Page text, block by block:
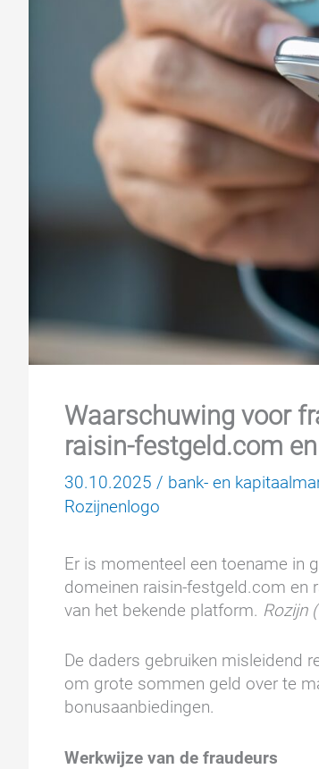
Waarschuwing voor
raisin-festgeld.com
30.10.2025 / bank- en
Rozijnenlogo
Er is momenteel een toename in
domeinen raisin-festgeld.com en
van het bekende platform. Rozijn
De daders gebruiken misleidend
om grote sommen geld over te
bonusaanbiedingen.
Werkwijze van de fraudeurs